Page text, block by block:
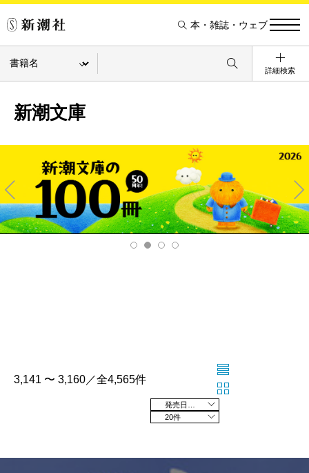
本・雑誌・ウェブ
詳細検索
新潮文庫
Pre
v
Ne
xt
3,141 〜 3,160／全4,565件
20件